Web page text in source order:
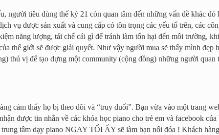
người tiêu dùng thế kỷ 21 còn quan tâm đến những vấn đề khác
vụ được sản xuất và cung cấp có tôn trọng các yếu tố trên, các
năng lượng, tái chế cái gì để tránh làm tổn hại đến môi trường,
thế giới sẽ được giải quyết. Như vậy người mua sẽ thấy mình
thú vị để tạo dựng một community (cộng đồng) những người
cảm thấy họ bị theo dõi và “truy đuổi”. Bạn vừa vào một trang
được tin nhắn về các khóa học piano cho trẻ em và facebook
tâm dạy piano NGAY TỐI ẤY sẽ làm bạn nổi đóa ! Khách